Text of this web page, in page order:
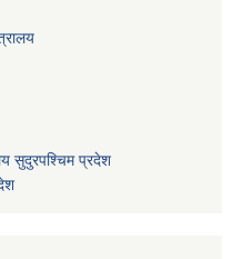
सुदुरपश्चिम प्रदेश